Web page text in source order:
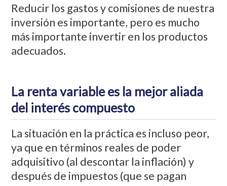
Reducir los gastos y comisiones de nuestra
inversión es importante, pero es mucho
más importante invertir en los productos
adecuados.
La renta variable es la mejor aliada
del interés compuesto
La situación en la práctica es incluso peor,
ya que en términos reales de poder
adquisitivo (al descontar la inflación) y
después de impuestos (que se pagan